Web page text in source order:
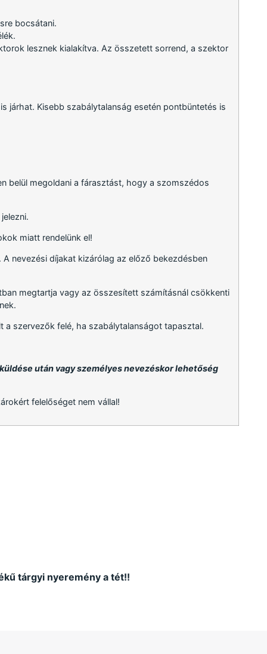
bocsátani.
lesznek kialakítva. Az összetett sorrend, a szektor
járhat. Kisebb szabálytalanság esetén pontbüntetés is
belül megoldani a fárasztást, hogy a szomszédos
miatt rendelünk el!
nevezési díjakat kizárólag az előző bekezdésben
megtartja vagy az összesített számításnál csökkenti
a szervezők felé, ha szabálytalanságot tapasztal.
után vagy személyes nevezéskor lehetőség
felelőséget nem vállal!
tárgyi nyeremény a tét!!